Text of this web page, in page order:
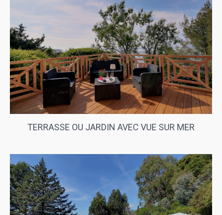
TERRASSE OU JARDIN AVEC VUE SUR MER